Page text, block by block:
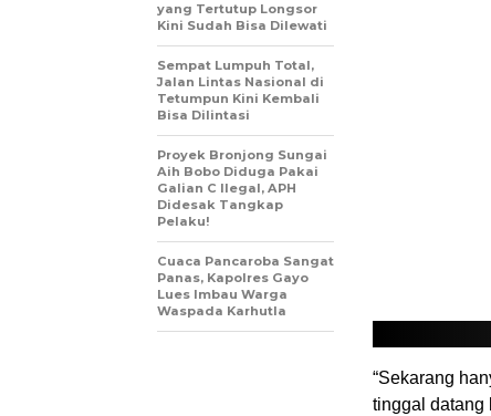
“Sekarang
tinggal datang
yang Tertutup Longsor
Kini Sudah Bisa Dilewati
Sempat Lumpuh Total,
Jalan Lintas Nasional di
Tetumpun Kini Kembali
Bisa Dilintasi
Proyek Bronjong Sungai
Aih Bobo Diduga Pakai
Galian C Ilegal, APH
Didesak Tangkap
Pelaku!
Cuaca Pancaroba Sangat
Panas, Kapolres Gayo
Lues Imbau Warga
Waspada Karhutla